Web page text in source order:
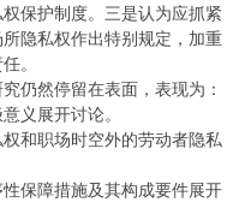
保护制度。三是认为应抓紧
隐私权作出特别规定，加重
。
仍然停留在表面，表现为：
义展开讨论。
和职场时空外的劳动者隐私
保障措施及其构成要件展开